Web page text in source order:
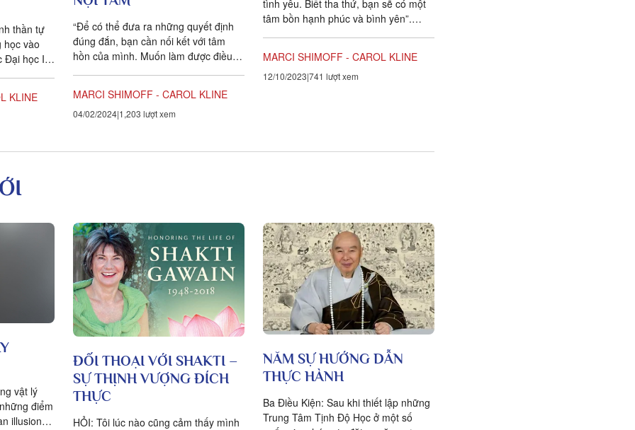
thần tự
học vào
Đại học Ivy
KLINE
“Để có thể đưa ra những quyết định
đúng đắn, bạn cần nối kết với tâm
hồn của mình. Muốn làm được điều
MARCI SHIMOFF - CAROL KLINE
04/02/2024 1,203 lượt xem
tình yêu. Biết tha thứ, bạn sẽ có một
tâm bồn hạnh phúc và bình yên”.
MARCI SHIMOFF - CAROL KLINE
12/10/2023 741 lượt xem
vật lý
điểm
illusion?
ĐỐI THOẠI VỚI SHAKTI –
SỰ THỊNH VƯỢNG ĐÍCH
THỰC
HỎI: Tôi lúc nào cũng cảm thấy mình
NĂM SỰ HƯỚNG DẪN
THỰC HÀNH
Ba Điều Kiện: Sau khi thiết lập những
Trung Tâm Tịnh Độ Học ở một số